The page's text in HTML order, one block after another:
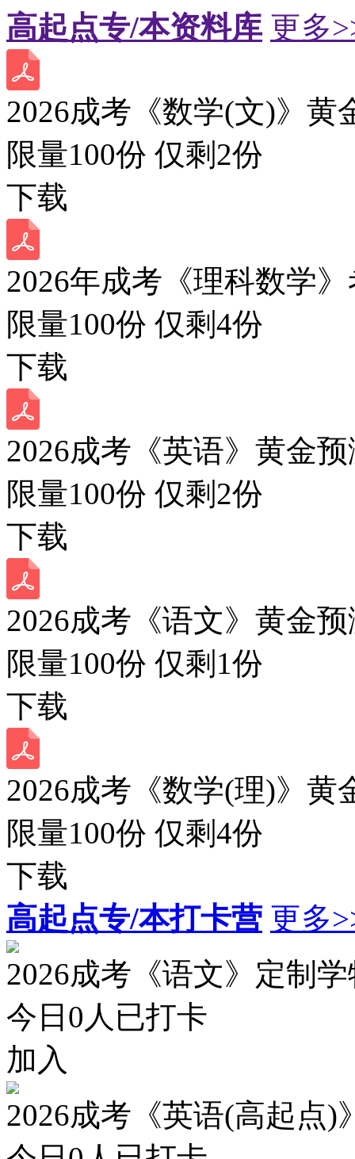
高起点专/本资料库 更多
2026成考《数学(文)》黄
限量100份 仅剩 2份
下载
2026年成考《理科数学
限量100份 仅剩4份
下载
2026成考《英语》黄金
限量100份 仅剩 2份
下载
2026成考《语文》黄金
限量100份 仅剩 1份
下载
2026成考《数学(理)》黄
限量100份 仅剩4份
下载
高起点专/本打卡营 更多
2026成考《语文》定制
今日 0 人已打卡
加入
2026成考《英语(高起点)